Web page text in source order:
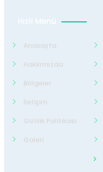
Hızlı Menü
Anasayfa
Hakkımızda
Bölgeler
İletişim
Gizlilik Politikası
Galeri